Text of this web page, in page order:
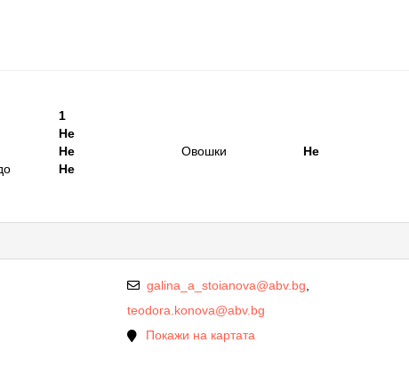
1
Не
Не Овошки
Не
Не
galina_a_stoianova@abv.bg
teodora.konova@abv.bg
Покажи на картата